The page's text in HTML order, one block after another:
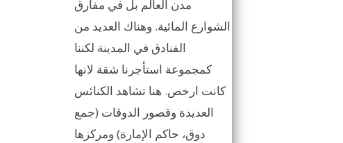
مدن العالم بل في مفارق
الشوارع المائية. وهناك العديد من
الفنادق في المدينة لكننا
كمجموعة استأجرنا شقة لانها
كانت ارخص. هنا تشاهد الكنائس
العديدة وقصور الدوقات (جمع
دوق، حاكم الإمارة) ومركزها